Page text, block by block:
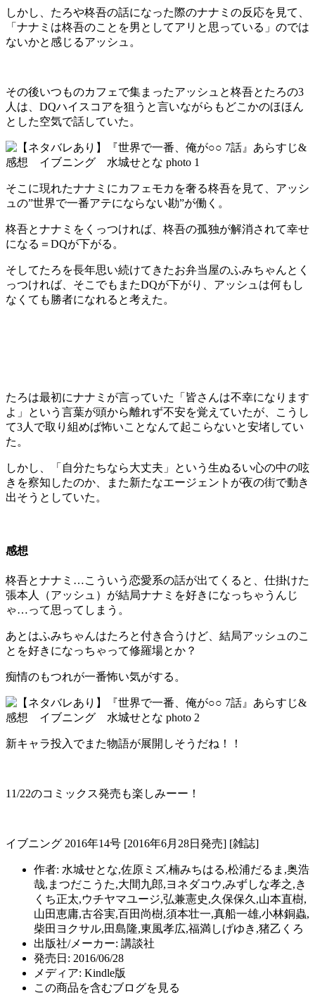
しかし、たろや柊吾の話になった際のナナミの反応を見て、
「ナナミは柊吾のことを男としてアリと思っている」のでは
ないかと感じるアッシュ。
その後いつものカフェで集まったアッシュと柊吾とたろの3
人は、DQハイスコアを狙うと言いながらもどこかのほほん
とした空気で話していた。
そこに現れたナナミにカフェモカを奢る柊吾を見て、アッシ
ュの”世界で一番アテにならない勘”が働く。
柊吾とナナミをくっつければ、柊吾の孤独が解消されて幸せ
になる＝DQが下がる。
そしてたろを長年思い続けてきたお弁当屋のふみちゃんとく
っつければ、そこでもまたDQが下がり、アッシュは何もし
なくても勝者になれると考えた。
たろは最初にナナミが言っていた「皆さんは不幸になります
よ」という言葉が頭から離れず不安を覚えていたが、こうし
て3人で取り組めば怖いことなんて起こらないと安堵してい
た。
しかし、「自分たちなら大丈夫」という生ぬるい心の中の呟
きを察知したのか、また新たなエージェントが夜の街で動き
出そうとしていた。
感想
柊吾とナナミ…こういう恋愛系の話が出てくると、仕掛けた
張本人（アッシュ）が結局ナナミを好きになっちゃうんじ
ゃ…って思ってしまう。
あとはふみちゃんはたろと付き合うけど、結局アッシュのこ
とを好きになっちゃって修羅場とか？
痴情のもつれが一番怖い気がする。
新キャラ投入でまた物語が展開しそうだね！！
11/22のコミックス発売も楽しみーー！
イブニング 2016年14号 [2016年6月28日発売] [雑誌]
作者: 水城せとな,佐原ミズ,楠みちはる,松浦だるま,奥浩
哉,まつだこうた,大間九郎,ヨネダコウ,みずしな孝之,き
くち正太,ウチヤマユージ,弘兼憲史,久保保久,山本直樹,
山田恵庸,古谷実,百田尚樹,須本壮一,真船一雄,小林銅蟲,
柴田ヨクサル,田島隆,東風孝広,福満しげゆき,猪乙くろ
出版社/メーカー: 講談社
発売日: 2016/06/28
メディア: Kindle版
この商品を含むブログを見る